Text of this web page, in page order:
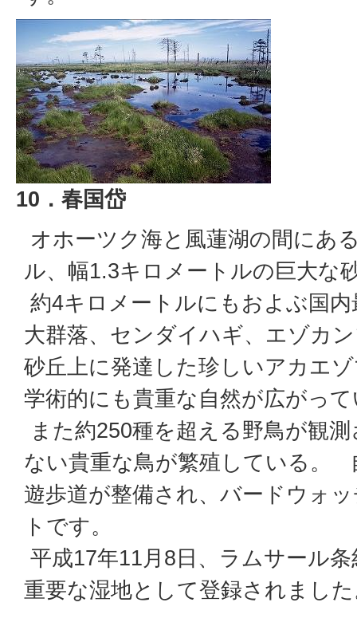
10．春国岱
オホーツク海と風蓮湖の間にあ
ル、幅1.3キロメートルの巨大な
約4キロメートルにもおよぶ国
大群落、センダイハギ、エゾカ
砂丘上に発達した珍しいアカエ
学術的にも貴重な自然が広がっ
また約250種を超える野鳥が観
ない貴重な鳥が繁殖している。
遊歩道が整備され、バードウォ
トです。
平成17年11月8日、ラムサール
重要な湿地として登録されまし